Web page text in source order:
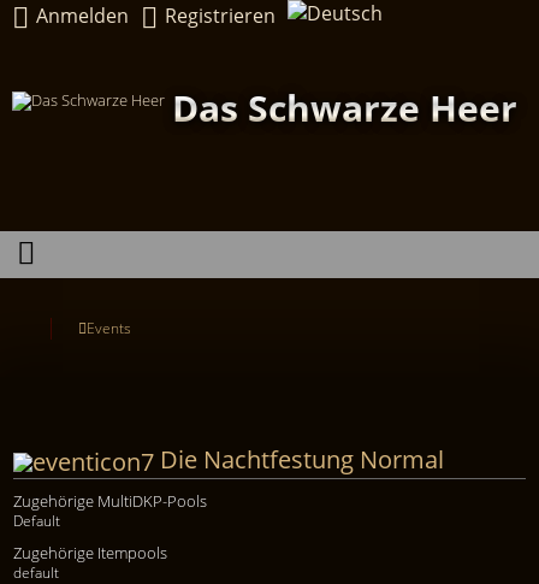
Anmelden Registrieren
Das Schwarze Heer
Events
Die Nachtfestung Normal
Zugehörige MultiDKP-Pools
Default
Zugehörige Itempools
default